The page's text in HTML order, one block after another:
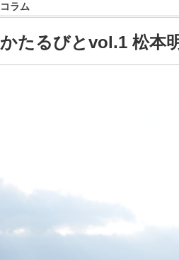
コラム
かたるびとvol.1 松本